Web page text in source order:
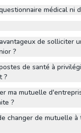
médical ni
de solliciter
?
de santé à
?
ma mutuelle
?
changer de mutuelle à